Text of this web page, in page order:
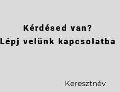
Kérdésed van?
Lépj velünk kapcsolatba